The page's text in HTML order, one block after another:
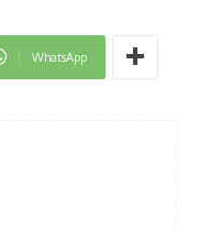
WhatsApp